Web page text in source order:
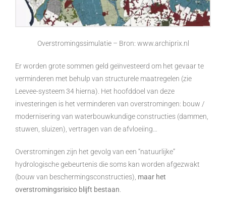
Overstromingssimulatie – Bron: www.archiprix.nl
Er worden grote sommen geld geïnvesteerd om het gevaar te
verminderen met behulp van structurele maatregelen (zie
Leevee-systeem 34 hierna). Het hoofddoel van deze
investeringen is het verminderen van overstromingen: bouw /
modernisering van waterbouwkundige constructies (dammen,
stuwen, sluizen), vertragen van de afvloeiing…
Overstromingen zijn het gevolg van een “natuurlijke”
hydrologische gebeurtenis die soms kan worden afgezwakt
(bouw van beschermingsconstructies), maar het
overstromingsrisico blijft bestaan